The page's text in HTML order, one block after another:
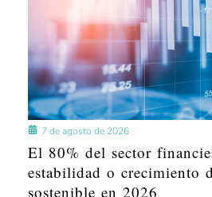
7 de agosto de 2026
El 80% del sector
estabilidad o crecimiento
sostenible en 2026